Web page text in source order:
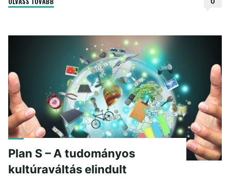
Plan S – A tudományos
kultúraváltás elindult